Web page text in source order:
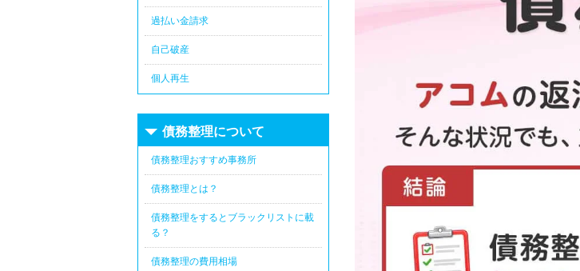
過払い金請求
自己破産
個人再生
債務整理について
債務整理おすすめ事務所
債務整理とは？
債務整理をするとブラックリストに載
る？
債務整理の費用相場